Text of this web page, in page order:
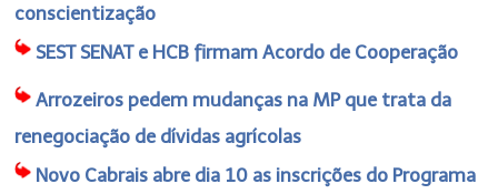
conscientização
SEST SENAT e HCB firmam Acordo de Cooperação
Arrozeiros pedem mudanças na MP que trata da
renegociação de dívidas agrícolas
Novo Cabrais abre dia 10 as inscrições do Programa